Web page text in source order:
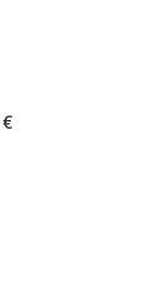
Monaco.